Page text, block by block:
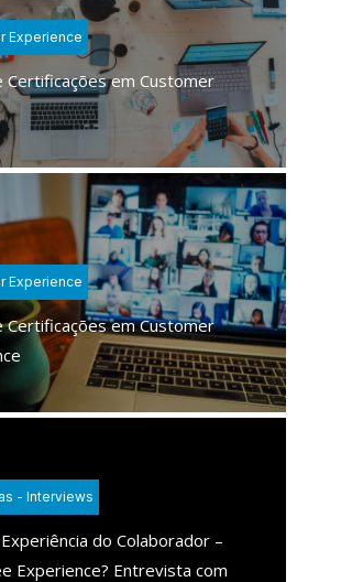
Experience
Certificações em Customer
Experience
Certificações em Customer
- Interviews
do Colaborador –
Experience? Entrevista com